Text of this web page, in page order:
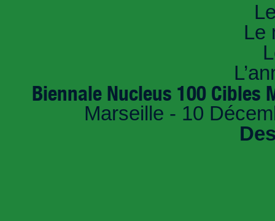
Le
Biennale Nucleus 100 Cibles
Marseille - 10